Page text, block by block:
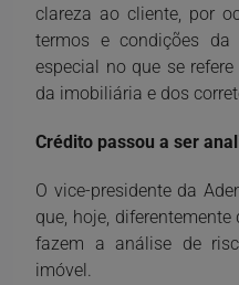
clareza ao cliente, por
termos e condições
especial no que se
da imobiliária e dos
Crédito passou a ser
O vice-presidente da
que, hoje,
fazem a análise de
imóvel.